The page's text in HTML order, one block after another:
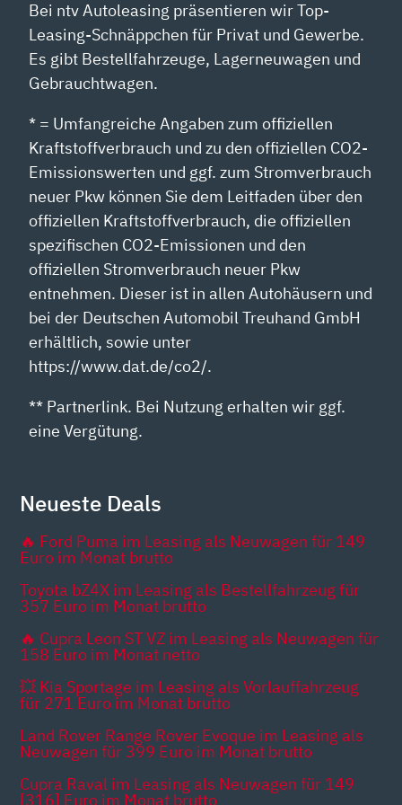
Bei ntv Autoleasing präsentieren wir Top-
Leasing-Schnäppchen für Privat und Gewerbe.
Es gibt Bestellfahrzeuge, Lagerneuwagen und
Gebrauchtwagen.
* = Umfangreiche Angaben zum offiziellen
Kraftstoffverbrauch und zu den offiziellen CO2-
Emissionswerten und ggf. zum Stromverbrauch
neuer Pkw können Sie dem Leitfaden über den
offiziellen Kraftstoffverbrauch, die offiziellen
spezifischen CO2-Emissionen und den
offiziellen Stromverbrauch neuer Pkw
entnehmen. Dieser ist in allen Autohäusern und
bei der Deutschen Automobil Treuhand GmbH
erhältlich, sowie unter
https://www.dat.de/co2/.
** Partnerlink. Bei Nutzung erhalten wir ggf.
eine Vergütung.
Neueste Deals
🔥 Ford Puma im Leasing als Neuwagen für 149
Euro im Monat brutto
Toyota bZ4X im Leasing als Bestellfahrzeug für
357 Euro im Monat brutto
🔥 Cupra Leon ST VZ im Leasing als Neuwagen für
158 Euro im Monat netto
💥 Kia Sportage im Leasing als Vorlauffahrzeug
für 271 Euro im Monat brutto
Land Rover Range Rover Evoque im Leasing als
Neuwagen für 399 Euro im Monat brutto
Cupra Raval im Leasing als Neuwagen für 149
[316] Euro im Monat brutto